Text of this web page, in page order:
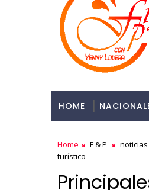
HOME
Home F & P noticias
turístico